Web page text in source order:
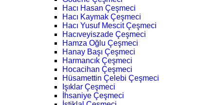
Hacı Hasan Çeşmeci
Hacı Kaymak Çeşmeci
Hacı Yusuf Mescit Çeşmeci
Hacıveyiszade Çeşmeci
Hamza Oğlu Çeşmeci
Hanay Başı Çeşmeci
Harmancık Çeşmeci
Hocacihan Çeşmeci
Hüsamettin Çelebi Çeşmeci
Işıklar Çeşmeci
İhsaniye Çeşmeci